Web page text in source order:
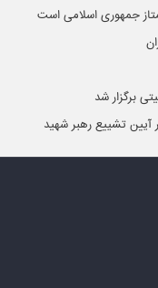
جمهوری اسلامی است
برگزار شد
تشییع رهبر شهید